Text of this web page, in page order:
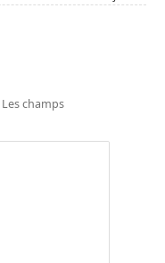
Les champs